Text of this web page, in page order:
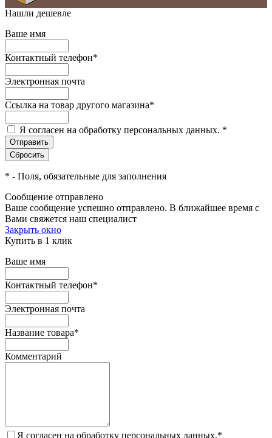
Нашли дешевле
Ваше имя
Контактный телефон*
Электронная почта
Ссылка на товар другого магазина*
Я согласен на обработку персональных данных. *
* - Поля, обязательные для заполнения
Сообщение отправлено
Ваше сообщение успешно отправлено. В ближайшее время с
Вами свяжется наш специалист
Закрыть окно
Купить в 1 клик
Ваше имя
Контактный телефон*
Электронная почта
Название товара*
Комментарий
Я согласен на обработку персональных данных.*